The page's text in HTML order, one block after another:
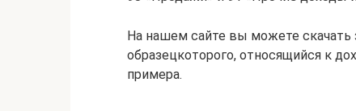
На нашем сайте вы можете скачать
образецкоторого, относящийся к
примера.